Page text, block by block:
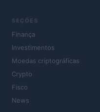
SEÇÕES
Finança
Investimentos
Moedas criptográficas
Crypto
Fisco
News